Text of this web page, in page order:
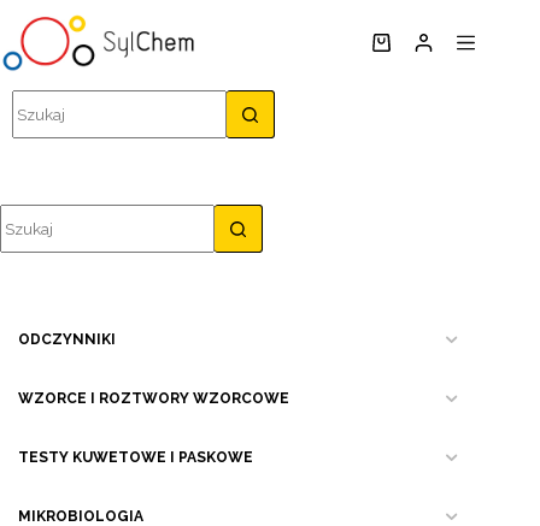
do
treści
Koszyk
wyników
wyników
ODCZYNNIKI
WZORCE I ROZTWORY WZORCOWE
TESTY KUWETOWE I PASKOWE
MIKROBIOLOGIA